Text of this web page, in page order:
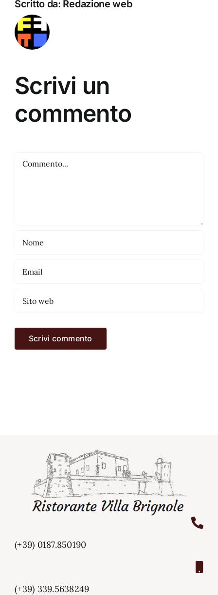
Scritto da: Redazione web
Scrivi un
commento
Commento
(+39) 0187.850190
(+39) 339.5638249